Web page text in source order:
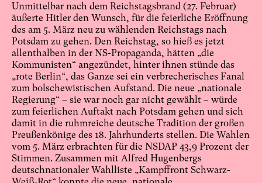
Unmittelbar nach dem Reichstagsbrand (27. Februar)
äußerte Hitler den Wunsch, für die feierliche Eröffnung
des am 5. März neu zu wählenden Reichstags nach
Potsdam zu gehen. Den Reichstag, so hieß es jetzt
allenthalben in der NS-Propaganda, hätten „die
Kommunisten“ angezündet, hinter ihnen stünde das
„rote Berlin“, das Ganze sei ein verbrecherisches Fanal
zum bolschewistischen Aufstand. Die neue „nationale
Regierung“ – sie war noch gar nicht gewählt – würde
zum feierlichen Auftakt nach Potsdam gehen und sich
damit in die ruhmreiche deutsche Tradition der großen
Preußenkönige des 18. Jahrhunderts stellen. Die Wahlen
vom 5. März erbrachten für die NSDAP 43,9 Prozent der
Stimmen. Zusammen mit Alfred Hugenbergs
deutschnationaler Wahlliste „Kampffront Schwarz-